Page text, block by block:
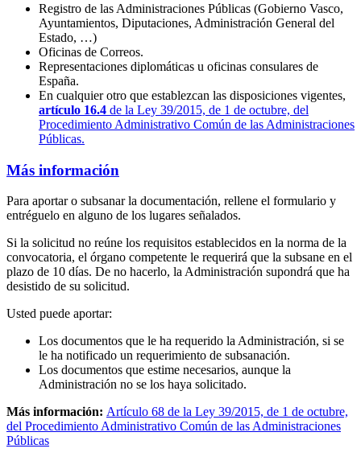
Registro de las Administraciones Públicas (Gobierno Vasco,
Ayuntamientos, Diputaciones, Administración General del
Estado, …)
Oficinas de Correos.
Representaciones diplomáticas u oficinas consulares de
España.
En cualquier otro que establezcan las disposiciones vigentes,
artículo 16.4 de la Ley 39/2015, de 1 de octubre, del
Procedimiento Administrativo Común de las Administraciones
Públicas.
Más información
Para aportar o subsanar la documentación, rellene el formulario y
entréguelo en alguno de los lugares señalados.
Si la solicitud no reúne los requisitos establecidos en la norma de la
convocatoria, el órgano competente le requerirá que la subsane en el
plazo de 10 días. De no hacerlo, la Administración supondrá que ha
desistido de su solicitud.
Usted puede aportar:
Los documentos que le ha requerido la Administración, si se
le ha notificado un requerimiento de subsanación.
Los documentos que estime necesarios, aunque la
Administración no se los haya solicitado.
Más información: Artículo 68 de la Ley 39/2015, de 1 de octubre,
del Procedimiento Administrativo Común de las Administraciones
Públicas